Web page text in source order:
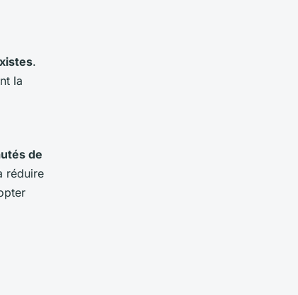
.
la
de
réduire